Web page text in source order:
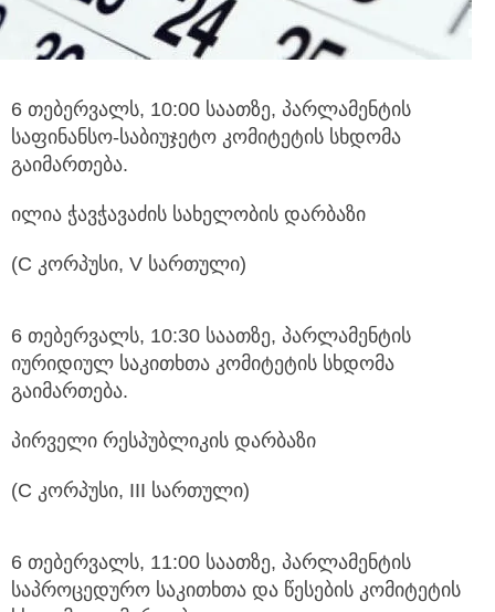
6 თებერვალს, 10:00 საათზე, პარლამენტის
საფინანსო-საბიუჯეტო კომიტეტის სხდომა
გაიმართება.
ილია ჭავჭავაძის სახელობის დარბაზი
(C კორპუსი, V სართული)
6 თებერვალს, 10:30 საათზე, პარლამენტის
იურიდიულ საკითხთა კომიტეტის სხდომა
გაიმართება.
პირველი რესპუბლიკის დარბაზი
(C კორპუსი, III სართული)
6 თებერვალს, 11:00 საათზე, პარლამენტის
საპროცედურო საკითხთა და წესების კომიტეტის